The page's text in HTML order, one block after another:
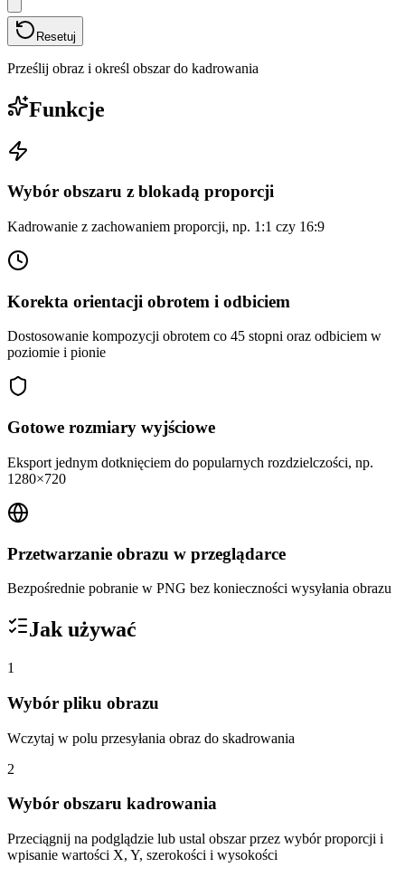
Resetuj
Prześlij obraz i określ obszar do kadrowania
Funkcje
Wybór obszaru z blokadą proporcji
Kadrowanie z zachowaniem proporcji, np. 1:1 czy 16:9
Korekta orientacji obrotem i odbiciem
Dostosowanie kompozycji obrotem co 45 stopni oraz odbiciem w
poziomie i pionie
Gotowe rozmiary wyjściowe
Eksport jednym dotknięciem do popularnych rozdzielczości, np.
1280×720
Przetwarzanie obrazu w przeglądarce
Bezpośrednie pobranie w PNG bez konieczności wysyłania obrazu
Jak używać
1
Wybór pliku obrazu
Wczytaj w polu przesyłania obraz do skadrowania
2
Wybór obszaru kadrowania
Przeciągnij na podglądzie lub ustal obszar przez wybór proporcji i
wpisanie wartości X, Y, szerokości i wysokości